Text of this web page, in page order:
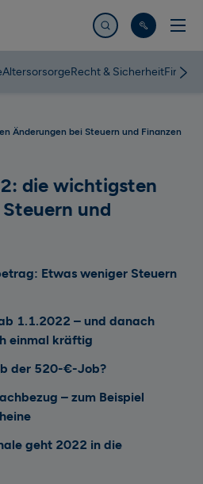
Jetzt suchen
AltersorsorgeRecht & Sicherheit
Änderungen bei Steuern und Finanzen
die wichtigsten
und
Etwas weniger Steuern
1.1.2022 – und danach
einmal kräftig
der 520-€-Job?
– zum Beispiel
geht 2022 in die